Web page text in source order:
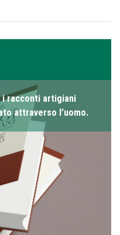
i racconti artigiani
attraverso l’uomo.